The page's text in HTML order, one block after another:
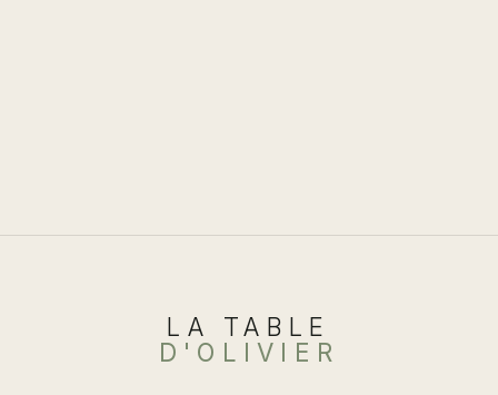
produit
LA TABLE
D'OLIVIER